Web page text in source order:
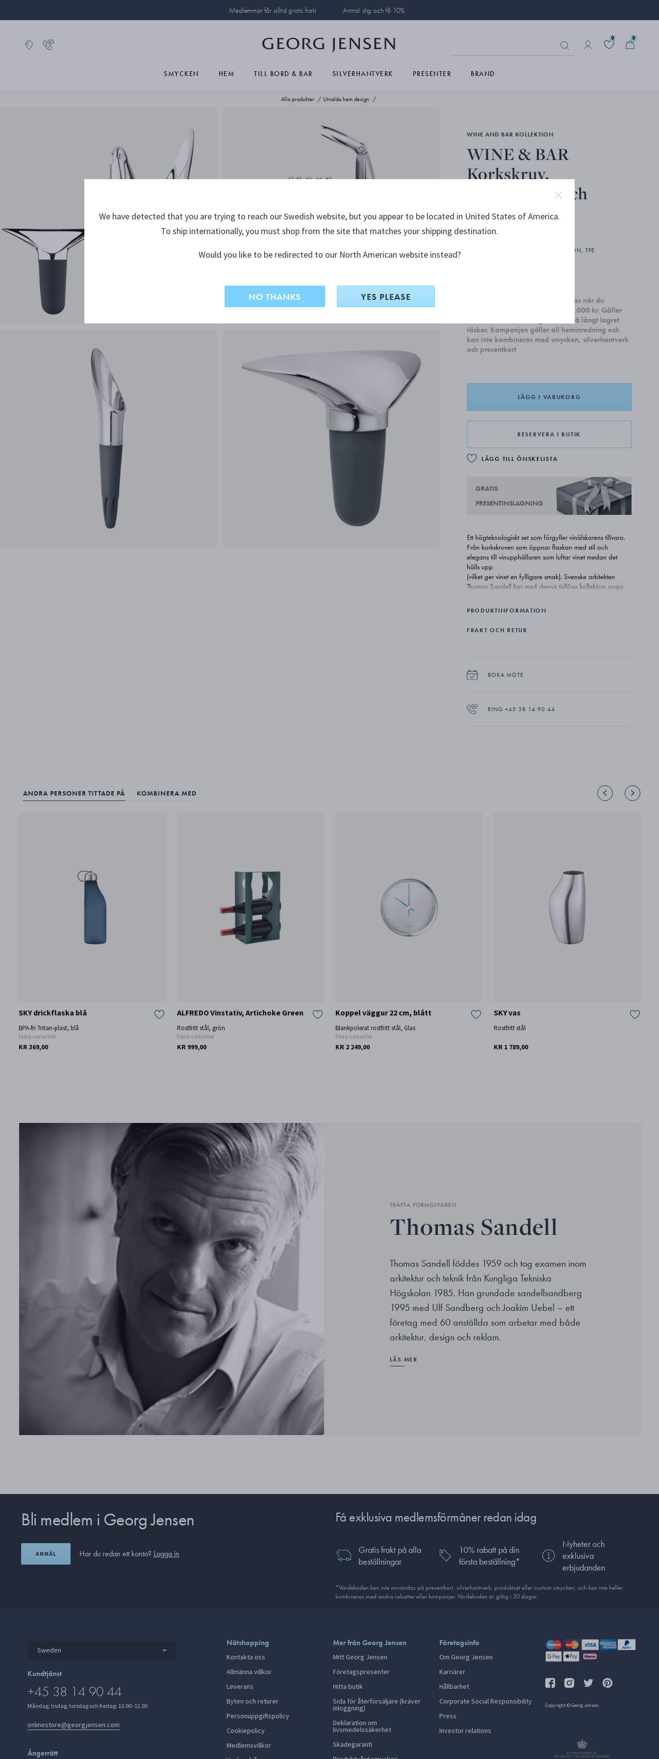
Medlemmar får alltid gratis frakt Anmäl dig och få 10%
0 0
SMYCKEN HEM TILL BORD & BAR SILVERHANTVERK PRESENTER BRAND
Alla produkter Utvalda hem design
WINE AND BAR KOLLEKTION
WINE & BAR
Korkskruv,
vinstoppare och
upphällare
BLANKPOLERAT ROSTFRITT STÅL, SILIKON, TPE
Få ett set med två Sky Cocktail glas när du
handlar heminredning för minst 4.000 kr. Gäller
till och med den 31 august, eller så långt lagret
räcker. Kampanjen gäller all heminredning och
kan inte kombineras med smycken, silverhantverk
och presentkort
LÄGG I VARUKORG
RESERVERA I BUTIK
LÄGG TILL ÖNSKELISTA
GRATIS
PRESENTINSLAGNING
Ett högteknologiskt set som förgyller vinälskarens tillvaro.
Från korkskruven som öppnar flaskan med stil och
elegans till vinupphällaren som luftar vinet medan det
hälls upp
(vilket ger vinet en fylligare smak). Svenske arkitekten
Thomas Sandell har med denna tidlösa kollektion noga
omtanke som connoissuren ägnar sin vinkollektion – en
fina arom- och smaknyanser. För mer information, besök
PRODUKTINFORMATION
FRAKT OCH RETUR
BOKA MÖTE
RING +45 38 14 90 44
ANDRA PERSONER TITTADE PÅ KOMBINERA MED
SKY drickflaska blå
BPA-fri Tritan-plast, blå
Flera varianter
KR 369,00
ALFREDO Vinstativ, Artichoke Green
Rostfritt stål, grön
Flera varianter
KR 999,00
Koppel väggur 22 cm, blått
Blankpolerat rostfritt stål, Glas
Flera varianter
KR 2 249,00
SKY vas
Rostfritt stål
KR 1 789,00
TRÄFFA FORMGIVAREN
Thomas Sandell
Thomas Sandell föddes 1959 och tog examen inom
arkitektur och teknik från Kungliga Tekniska
Högskolan 1985. Han grundade sandellsandberg
1995 med Ulf Sandberg och Joakim Uebel – ett
företag med 60 anställda som arbetar med både
arkitektur, design och reklam.
LÄS MER
Bli medlem i Georg Jensen
ANMÄL Har du redan ett konto? Logga in
Få exklusiva medlemsförmåner redan idag
Gratis frakt på alla
beställningar
10% rabatt på din
första beställning*
Nyheter och
exklusiva
erbjudanden
*Värdekoden kan inte användas på presentkort, silverhantverk, produkt­set eller custom smycken, och kan inte heller
kombineras med andra rabatter eller kampanjer. Värdekoden är giltig i 30 dagar.
Sweden
Kundtjänst
+45 38 14 90 44
Måndag, tisdag, torsdag och fredag: 10.00–12.00
onlinestore@georgjensen.com
Ångerrätt
Nätshopping
Kontakta oss
Allmänna villkor
Leverans
Byten och returer
Personuppgiftspolicy
Cookiepolicy
Medlemsvillkor
Mer från Georg Jensen
Mitt Georg Jensen
Företagspresenter
Hitta butik
Sida för återförsäljare (kräver
inloggning)
Deklaration om
livsmedelssäkerhet
Skadegaranti
Företagsinfo
Om Georg Jensen
Karriärer
Hållbarhet
Corporate Social Responsibility
Press
Investor relations
Copyright © Georg Jensen.
We have detected that you are trying to reach our Swedish website, but you appear to be located in United States of America.
To ship internationally, you must shop from the site that matches your shipping destination.
Would you like to be redirected to our North American website instead?
NO THANKS YES PLEASE